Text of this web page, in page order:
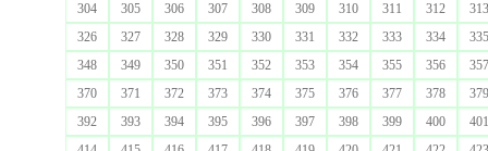
304
305 306 307 308 309 310 311 312
313
326
327 328 329 330 331 332 333 334
335
348
349 350 351 352 353 354 355 356
357
370
371 372 373 374 375 376 377 378
379
392
393 394 395 396 397 398 399 400
401